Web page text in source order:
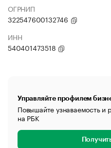
ОГРНИП
322547600132746
ИНН
540401473518
Управляйте профилем
Повышайте узнаваемость и
на РБК